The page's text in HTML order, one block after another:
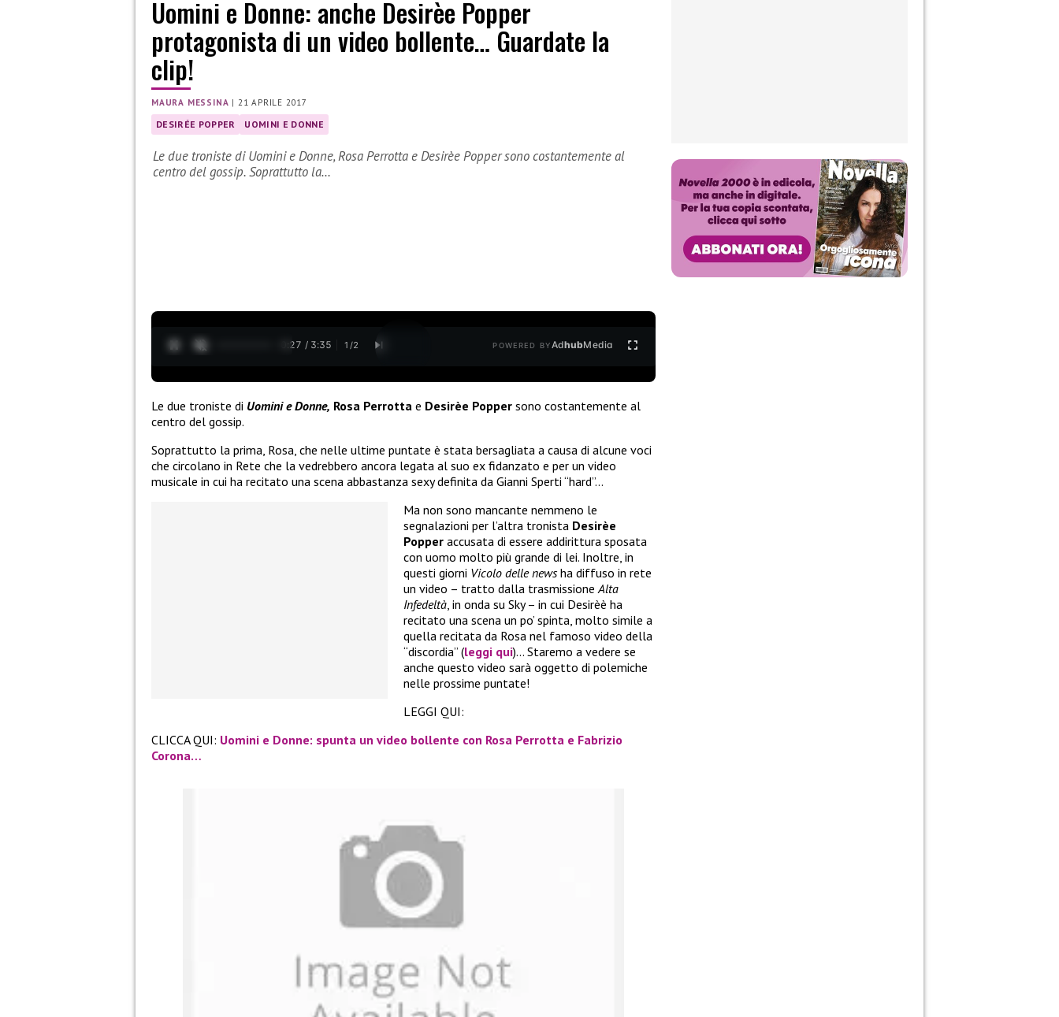
Uomini e Donne: anche Desirèe Popper
protagonista di un video bollente… Guardate la
clip!
MAURA MESSINA | 21 APRILE 2017
DESIRÉE POPPER UOMINI E DONNE
Le due troniste di Uomini e Donne, Rosa Perrotta e Desirèe Popper sono costantemente al
centro del gossip. Soprattutto la…
0:28 / 3:35 1 /2 POWERED BYAdhubMedia
Le due troniste di Uomini e Donne, Rosa Perrotta e Desirèe Popper sono costantemente al
centro del gossip.
Soprattutto la prima, Rosa, che nelle ultime puntate è stata bersagliata a causa di alcune voci
che circolano in Rete che la vedrebbero ancora legata al suo ex fidanzato e per un video
musicale in cui ha recitato una scena abbastanza sexy definita da Gianni Sperti “hard”…
Ma non sono mancante nemmeno le
segnalazioni per l’altra tronista Desirèe
Popper accusata di essere addirittura sposata
con uomo molto più grande di lei. Inoltre, in
questi giorni Vicolo delle newsha diffuso in rete
un video – tratto dalla trasmissione Alta
Infedeltà , in onda su Sky – in cui Desirèè ha
recitato una scena un po’ spinta, molto simile a
quella recitata da Rosa nel famoso video della
“discordia” (leggi qui)… Staremo a vedere se
anche questo video sarà oggetto di polemiche
nelle prossime puntate!
LEGGI QUI:
CLICCA QUI: Uomini e Donne: spunta un video bollente con Rosa Perrotta e Fabrizio
Corona…